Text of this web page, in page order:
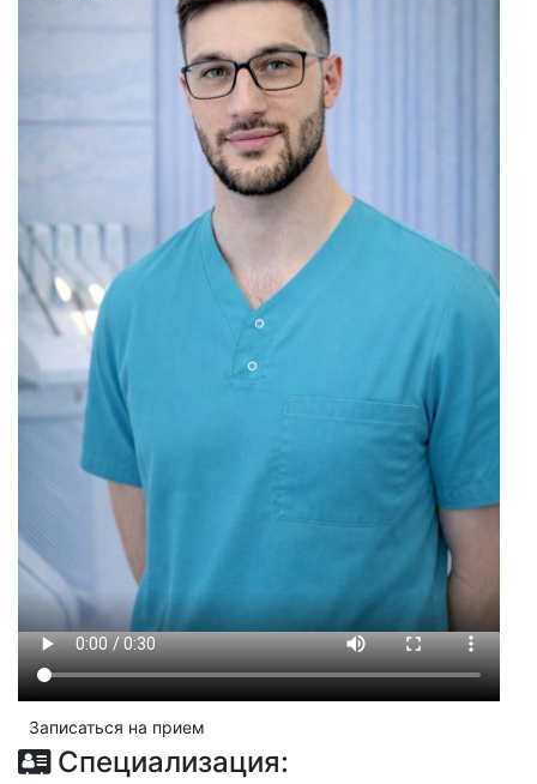
Записаться на прием
Специализация: